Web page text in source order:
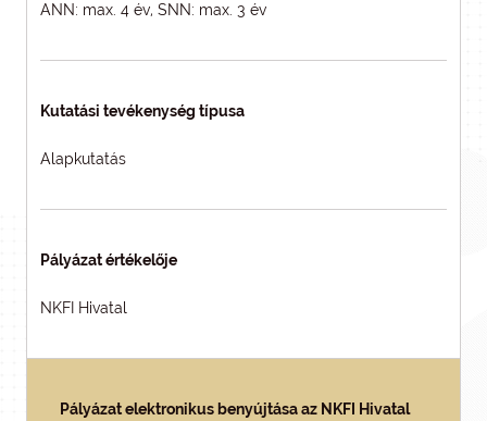
ANN: max. 4 év, SNN: max. 3 év
Kutatási tevékenység típusa
Alapkutatás
Pályázat értékelője
NKFI Hivatal
Pályázat elektronikus benyújtása az NKFI Hivatal